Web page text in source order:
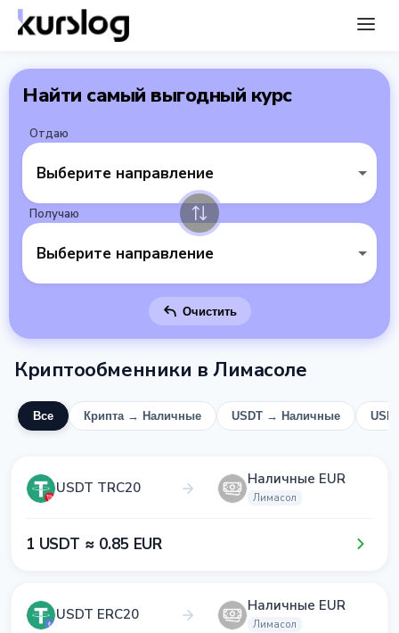
Найти самый выгодный курс
Отдаю
Выберите направление
Получаю
Выберите направление
Очистить
Криптообменники в Лимасоле
Все Крипта → Наличные USDT → Наличные
USDT TRC20 Наличные EUR
Лимасол
1​ USDT ≈ 0​.8​5​ EUR
USDT ERC20 Наличные EUR
Лимасол